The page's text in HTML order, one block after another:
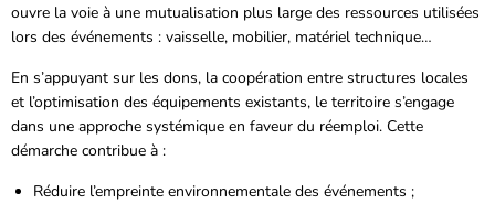
ouvre la voie à une mutualisation plus large des ressources utilisées
lors des événements : vaisselle, mobilier, matériel technique…
En s’appuyant sur les dons, la coopération entre structures locales
et l’optimisation des équipements existants, le territoire s’engage
dans une approche systémique en faveur du réemploi. Cette
démarche contribue à :
Réduire l’empreinte environnementale des événements ;